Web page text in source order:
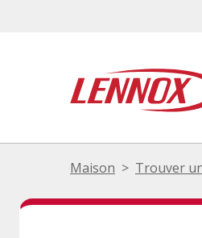
Maison Trouver